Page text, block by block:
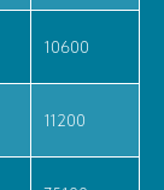
10600
11200